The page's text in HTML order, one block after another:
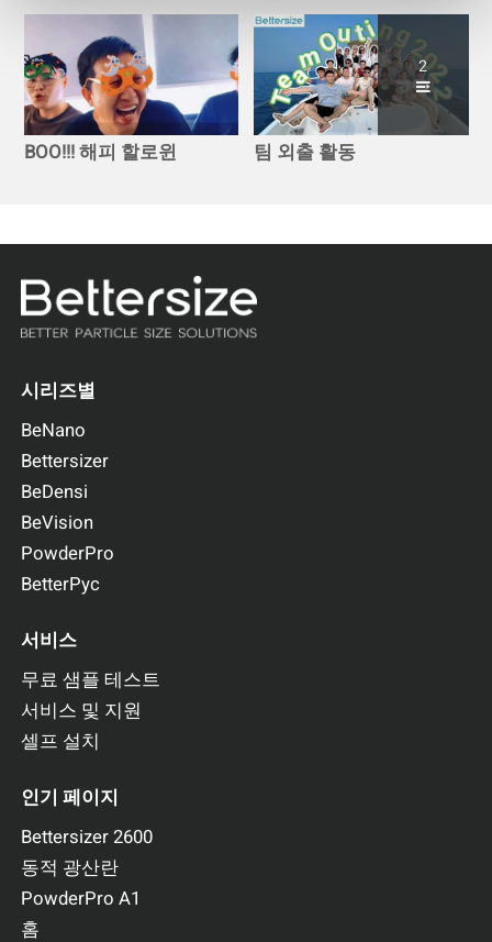
BOO!!! 해피 할로윈
2
팀 외출 활동
시리즈별
BeNano
Bettersizer
BeDensi
BeVision
PowderPro
BetterPyc
서비스
무료 샘플 테스트
서비스 및 지원
셀프 설치
인기 페이지
Bettersizer 2600
동적 광산란
PowderPro A1
홈